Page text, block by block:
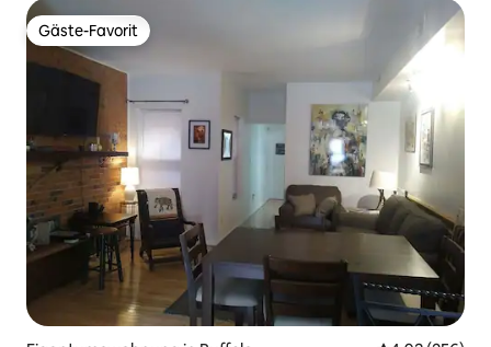
Gäste-Favorit
Gäste-Favorit